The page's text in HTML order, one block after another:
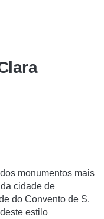
monumentos mais
cidade de
do Convento de S.
estilo